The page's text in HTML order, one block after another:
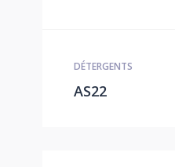
DÉTERGENTS
AS22